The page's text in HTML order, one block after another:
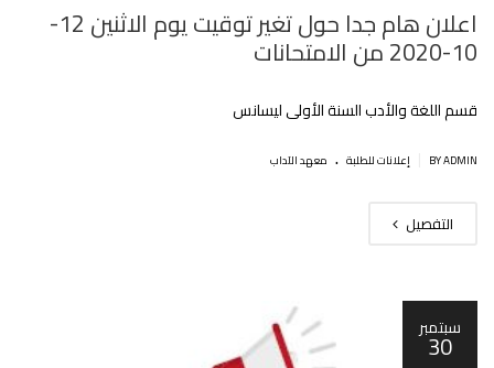
اعلان هام جدا حول تغير توقيت يوم الاثنين 12-
10-2020 من الامتحانات
قسم اللغة والأدب السنة الأولى ليسانس
BY ADMIN إعلانات للطلبة . معهد الآداب
التفصيل
سبتمبر
30